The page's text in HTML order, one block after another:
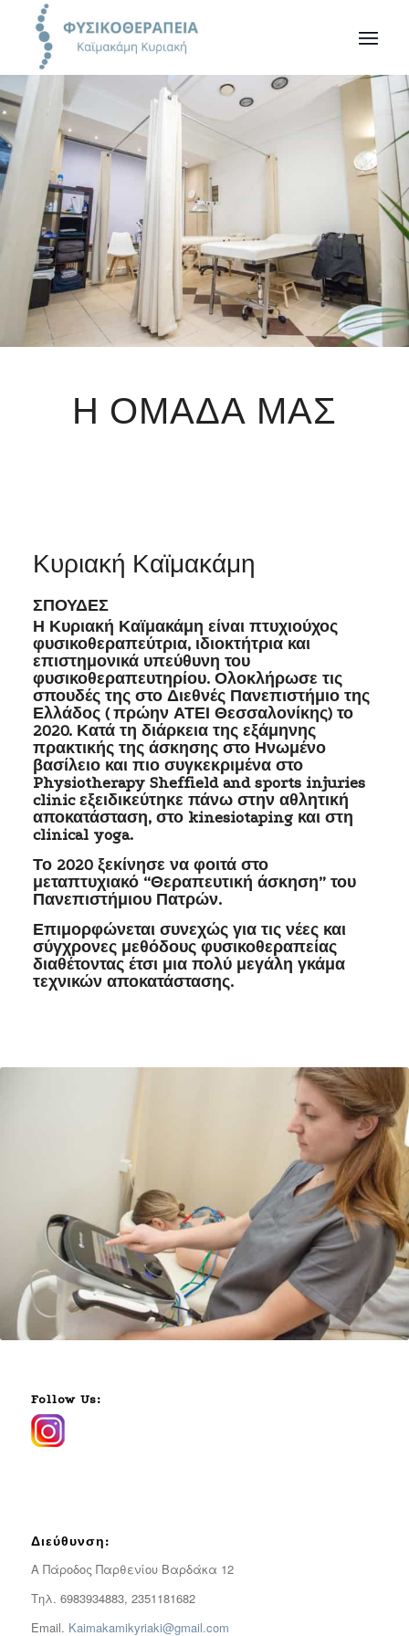
Η ΟΜΑΔΑ ΜΑΣ
Κυριακή Καϊμακάμη
ΣΠΟΥΔΕΣ
Η Κυριακή Καϊμακάμη είναι πτυχιούχος
φυσικοθεραπεύτρια, ιδιοκτήτρια και
επιστημονικά υπεύθυνη του
φυσικοθεραπευτηρίου. Ολοκλήρωσε τις
σπουδές της στο Διεθνές Πανεπιστήμιο της
Ελλάδος ( πρώην ΑΤΕΙ Θεσσαλονίκης) το
2020. Κατά τη διάρκεια της εξάμηνης
πρακτικής της άσκησης στο Ηνωμένο
βασίλειο και πιο συγκεκριμένα στο
Physiotherapy Sheffield and sports injuries
clinic εξειδικεύτηκε πάνω στην αθλητική
αποκατάσταση, στο kinesiotaping και στη
clinical yoga.
Το 2020 ξεκίνησε να φοιτά στο
μεταπτυχιακό “Θεραπευτική άσκηση” του
Πανεπιστήμιου Πατρών.
Επιμορφώνεται συνεχώς για τις νέες και
σύγχρονες μεθόδους φυσικοθεραπείας
διαθέτοντας έτσι μια πολύ μεγάλη γκάμα
τεχνικών αποκατάστασης.
Follow Us:
Διεύθυνση:
Α Πάροδος Παρθενίου Βαρδάκα 12
Τηλ. 6983934883, 2351181682
Email. Kaimakamikyriaki@gmail.com